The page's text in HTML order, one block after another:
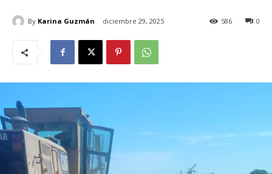
By Karina Guzmán diciembre 29, 2025 0
586